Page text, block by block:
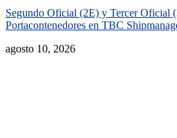
Segundo Oficial (2E) y Tercer Oficial
Portacontenedores en TBC
agosto 10, 2026